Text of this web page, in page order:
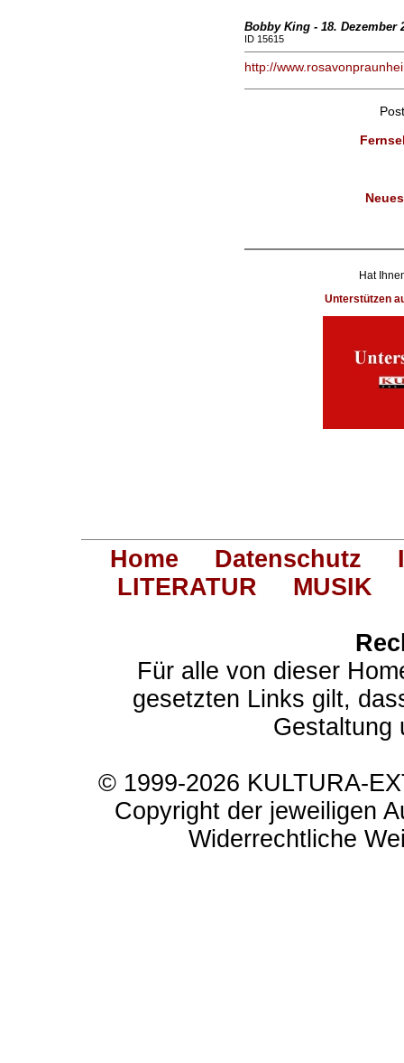
Bobby King - 18. Dezember
ID 15615
http://
Hat
Unterstützen
Home Datenschutz
LITERATUR
MUSIK
Für alle von dieser
gesetzten Links gilt,
Gestaltung
© 1999-2026 KULTURA-
Copyright der jeweiligen
Widerrechtliche